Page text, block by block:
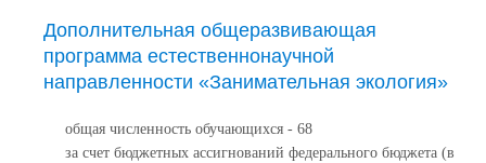
Дополнительная общеразвивающая
программа естественнонаучной
направленности «Занимательная экология»
общая численность обучающихся - 68
за счет бюджетных ассигнований федерального бюджета (в